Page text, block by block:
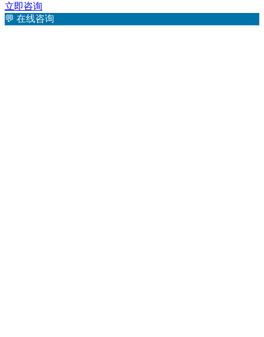
立即咨询
💬 在线咨询